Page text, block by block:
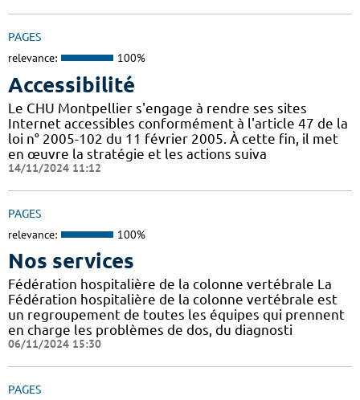
PAGES
relevance: 100%
Accessibilité
Le CHU Montpellier s'engage à rendre ses sites
Internet accessibles conformément à l'article 47 de la
loi n° 2005-102 du 11 février 2005. À cette fin, il met
en œuvre la stratégie et les actions suiva
14/11/2024 11:12
PAGES
relevance: 100%
Nos services
Fédération hospitalière de la colonne vertébrale La
Fédération hospitalière de la colonne vertébrale est
un regroupement de toutes les équipes qui prennent
en charge les problèmes de dos, du diagnosti
06/11/2024 15:30
PAGES